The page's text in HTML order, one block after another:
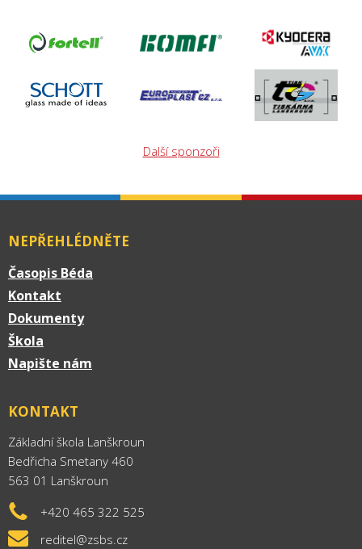
Další sponzoři
NEPŘEHLÉDNĚTE
Časopis Béda
Kontakt
Dokumenty
Škola
Napište nám
KONTAKT
Základní škola Lanškroun
Bedřicha Smetany 460
563 01 Lanškroun
+420 465 322 525
reditel@zsbs.cz